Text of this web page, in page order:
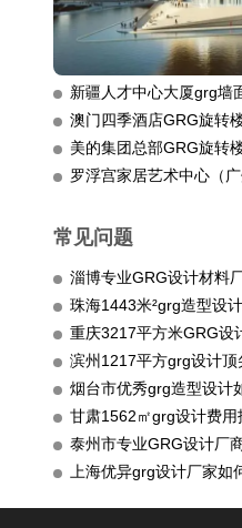
新疆人才中心大厦grg墙
澳门四季酒店GRG旋转
美的集团总部GRG旋转
罗浮宫家居艺术中心（
常见问题
淄博专业GRG设计材料
重庆3217平方米GRG设
滨州1217平方grg设计顶
烟台市优秀grg造型设计
甘肃1562㎡grg设计费用
泰州市专业GRG设计厂
上海优异grg设计厂家如